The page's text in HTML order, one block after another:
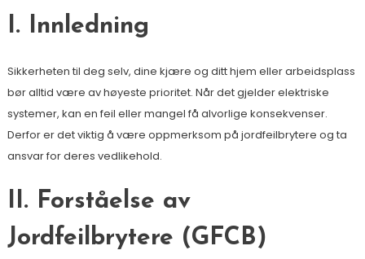
I. Innledning
Sikkerheten til deg selv, dine kjære og ditt hjem eller arbeidsplass
bør alltid være av høyeste prioritet. Når det gjelder elektriske
systemer, kan en feil eller mangel få alvorlige konsekvenser.
Derfor er det viktig å være oppmerksom på jordfeilbrytere og ta
ansvar for deres vedlikehold.
II. Forståelse av
Jordfeilbrytere (GFCB)